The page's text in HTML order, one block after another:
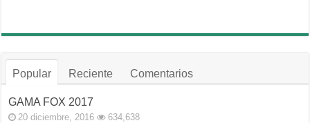
Popular Reciente Comentarios
GAMA FOX 2017
20 diciembre, 2016 634,638